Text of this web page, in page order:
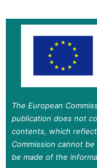
The European
publication does not
contents, which
Commission cannot
be made of the